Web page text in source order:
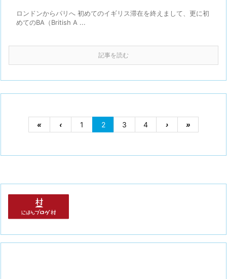
ロンドンからパリへ 初めてのイギリス滞在を終えまして、更に初
めてのBA（British A ...
記事を読む
« ‹ 1 2 3 4 › »